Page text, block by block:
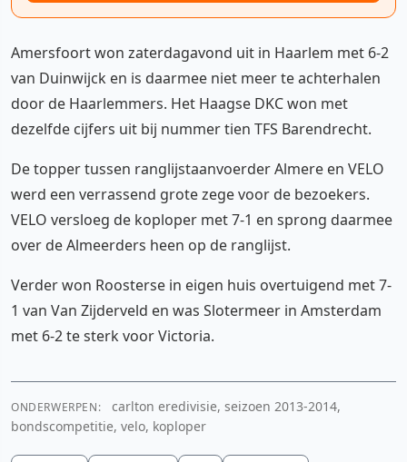
Amersfoort won zaterdagavond uit in Haarlem met 6-2
van Duinwijck en is daarmee niet meer te achterhalen
door de Haarlemmers. Het Haagse DKC won met
dezelfde cijfers uit bij nummer tien TFS Barendrecht.
De topper tussen ranglijstaanvoerder Almere en VELO
werd een verrassend grote zege voor de bezoekers.
VELO versloeg de koploper met 7-1 en sprong daarmee
over de Almeerders heen op de ranglijst.
Verder won Roosterse in eigen huis overtuigend met 7-
1 van Van Zijderveld en was Slotermeer in Amsterdam
met 6-2 te sterk voor Victoria.
ONDERWERPEN:
carlton eredivisie, seizoen 2013-2014,
bondscompetitie, velo, koploper